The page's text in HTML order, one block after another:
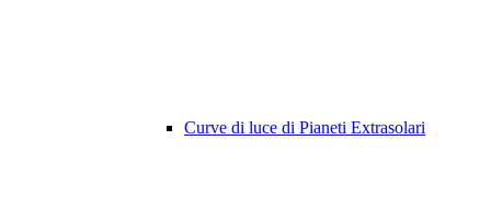
Curve di luce di Pianeti Extrasolari